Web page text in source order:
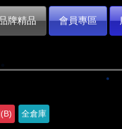
牌精品 會員專區
全倉庫